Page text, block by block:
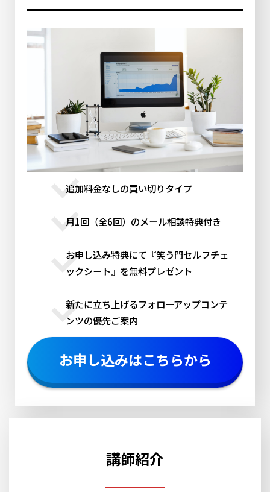
追加料金なしの買い切りタイプ
月1回（全6回）のメール相談特典付き
お申し込み特典にて『笑う門セルフチェ
ックシート』を無料プレゼント
新たに立ち上げるフォローアップコンテ
ンツの優先ご案内
お申し込みはこちらから
講師紹介